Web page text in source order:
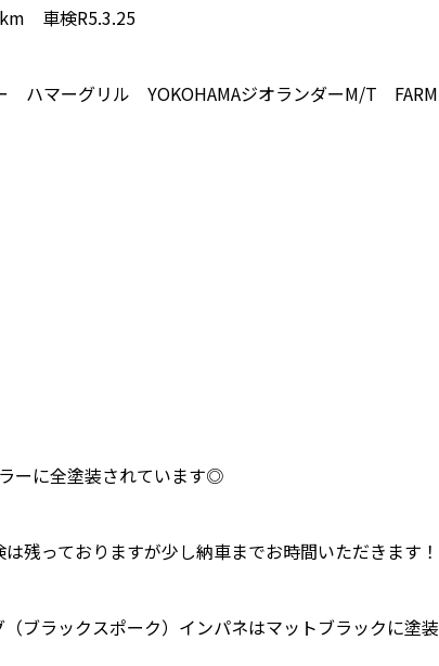
車検R5.3.25
ハマーグリル YOKOHAMAジオランダーM/T FARM
ーに全塗装されています◎
残っておりますが少し納車までお時間いただきます！
ブラックスポーク）インパネはマットブラックに塗装